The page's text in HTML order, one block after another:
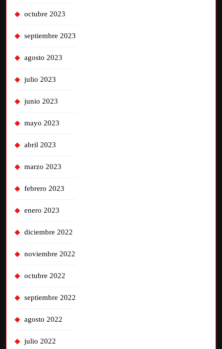
octubre 2023
septiembre 2023
agosto 2023
julio 2023
junio 2023
mayo 2023
abril 2023
marzo 2023
febrero 2023
enero 2023
diciembre 2022
noviembre 2022
octubre 2022
septiembre 2022
agosto 2022
julio 2022